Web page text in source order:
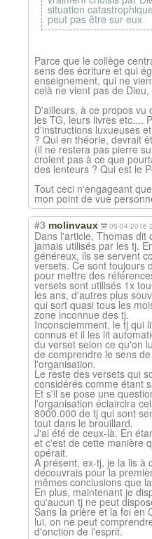
situation
peut pas être sur eux
Parce que le collège
sens des écriture et qui
enseignement, qui ne
celà ne vient pas de
D'ailleurs, à ce propos vu
les TG, leurs livres etc....
d'instructions luxueuses
? Qui en théorie, devrait
(il ne restera pas pierre
croient pas à ce que
des lenteurs ? Qui est le
Tout ceci n'engageant
mon point de vue
#3 molinvaux 05-04-2016
Dans l'article, Thomas dit
jamais utilisés par les tj.
généreux, ils se servent
versets. Ce sont toujours
pour mettre des
versets sont utilisés 1x
les ans, d'autres plus
qui sort quasi tous les
zone inconnue des tj.
Inconsciemment, le tj qui
connus et il les lit
du verset selon ce qu'on
de comprendre le sens
l'organisation.
Le reste des versets qui
considérés comme étant
Et s'il se pose une
l'organisation éclaircira
8000.000 de tj qui sont
tout dans le brouillard.
J'ai été de ceux-là. En
et c'est de cette manière
opérait.
A présent, ex-tj, je la lis à
découvrais pour la
mêmes conclusions que
En plus, maintenant je
qu'aucun tj ne peut
Sans la prière et la foi en
lui, on ne peut
d'onction de l'esprit.